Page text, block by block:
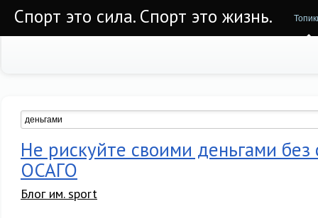
Спорт это сила. Спорт это жизнь.
Не рискуйте своими деньгами без
ОСАГО
Блог им. sport